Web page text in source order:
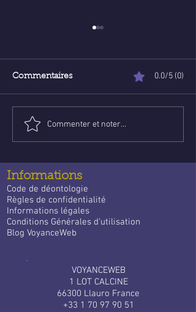
Poser une question de
voyance email gratuite :
trouver des réponses
Commentaires 0.0/5 (0)
Commenter et noter...
Informations
Code de déontologie
Règles de confidentialité
Informations légales
Conditions Générales d'utilisation
Blog VoyanceWeb
VOYANCEWEB
1 LOT CALCINE
66300 Llauro France
+33 1 70 97 90 51